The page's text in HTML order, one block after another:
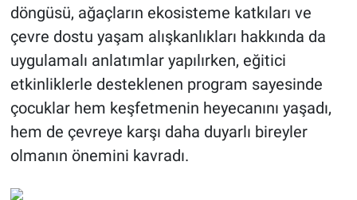
döngüsü, ağaçların ekosisteme katkıları ve
çevre dostu yaşam alışkanlıkları hakkında da
uygulamalı anlatımlar yapılırken, eğitici
etkinliklerle desteklenen program sayesinde
çocuklar hem keşfetmenin heyecanını yaşadı,
hem de çevreye karşı daha duyarlı bireyler
olmanın önemini kavradı.